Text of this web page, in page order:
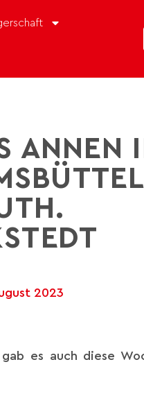
ANNEN
K
2023
es auch diese